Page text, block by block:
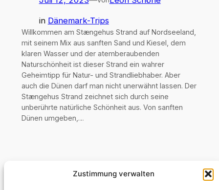
Zustimmung verwalten
in Dänemark-Trips
Willkommen am Stængehus Strand auf Nordseeland,
mit seinem Mix aus sanften Sand und Kiesel, dem
klaren Wasser und der atemberaubenden
Naturschönheit ist dieser Strand ein wahrer
Geheimtipp für Natur- und Strandliebhaber. Aber
auch die Dünen darf man nicht unerwähnt lassen. Der
Stængehus Strand zeichnet sich durch seine
unberührte natürliche Schönheit aus. Von sanften
Dünen umgeben,…